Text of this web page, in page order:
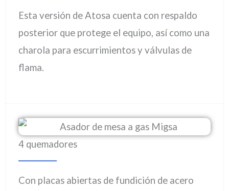
Esta versión de Atosa cuenta con respaldo
posterior que protege el equipo, así como una
charola para escurrimientos y válvulas de
flama.
4 quemadores
Con placas abiertas de fundición de acero